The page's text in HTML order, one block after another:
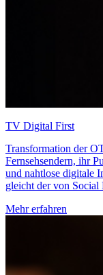
TV Digital First
Transformation der
Fernsehsendern, ihr
und nahtlose digitale
gleicht der von Social
Mehr erfahren